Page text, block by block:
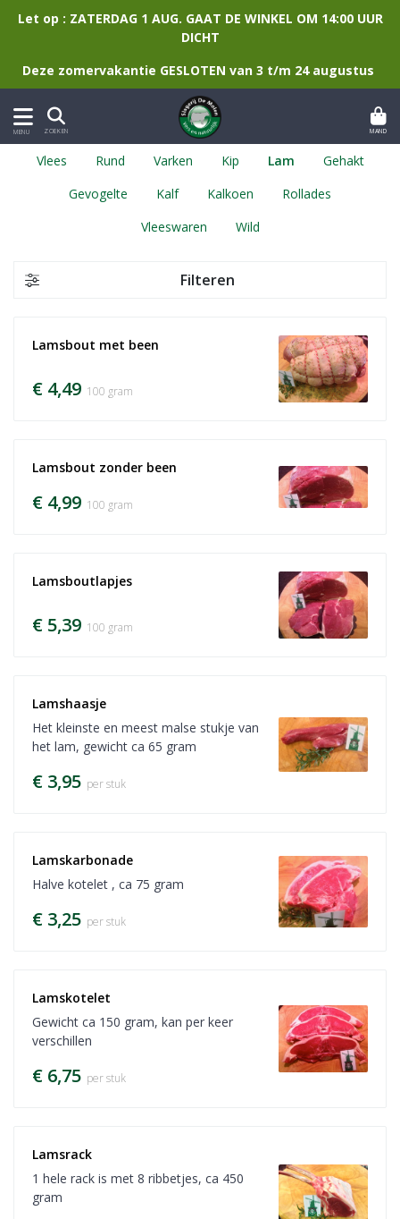
Let op : ZATERDAG 1 AUG. GAAT DE WINKEL OM 14:00 UUR
DICHT
Deze zomervakantie GESLOTEN van 3 t/m 24 augustus
MENU ZOEKEN MAND
Vlees Rund Varken Kip Lam
Gehakt
Gevogelte
Kalf Kalkoen
Rollades
Vleeswaren
Wild
Filteren
Lamsbout met been
€ 4,49 100 gram
Lamsbout zonder been
€ 4,99 100 gram
Lamsboutlapjes
€ 5,39 100 gram
Lamshaasje
Het kleinste en meest malse stukje van
het lam, gewicht ca 65 gram
€ 3,95 per stuk
Lamskarbonade
Halve kotelet , ca 75 gram
€ 3,25 per stuk
Lamskotelet
Gewicht ca 150 gram, kan per keer
verschillen
€ 6,75 per stuk
Lamsrack
1 hele rack is met 8 ribbetjes, ca 450
gram